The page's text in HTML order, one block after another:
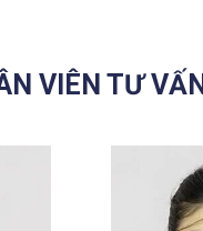
VIÊN TƯ VẤN